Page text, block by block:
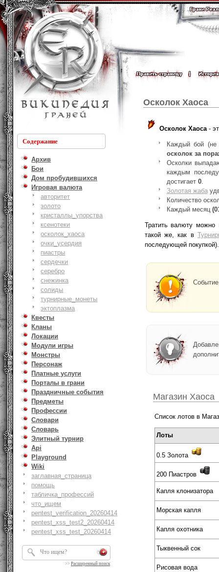
Содержание
Архив
Бои
Дом пробудившихся
Игровая валюта
авторитет
золото
кристаллы_упорства
ксенотеки
осколок_хаоса
очки_усердия
пиастры
сердечки
серебро
снежинка
солиды
турнирные_монеты
эктоплазма
Квесты
Кланы
Локации
Модули игры
Монстры
Персонаж
Платные услуги
Порталы в грани
Праздничные события
Предметы
Профессии
Словари
Словарь
Элитный турнир
Api
Playground
Wiki
заглавная_страница
помощь
табличка_профессий
что_ищем
pentest_verification_20260414
pentest_xss_test2_20260414
pentest_xss_test_20260414
>> Расширенный поиск
Осколок Хаоса
Осколок Хаоса-
Каждый бой (не
осколок за
Осколки
каждым
достигает 0.
Золотая жаба
Количество
Каждый месяц
Тратить валюту
такой же, как в
последующей
Магазин Хаоса
Список лотов в
Лоты
0.5 Золота
200 Пиастров
Капля клонизатора
Морская капля
Капля охотника
Тыквенный сок
Рисовая вода